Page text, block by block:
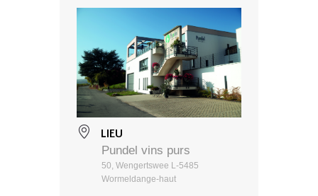
LIEU
Pundel vins purs
50, Wengertswee L-5485
Wormeldange-haut